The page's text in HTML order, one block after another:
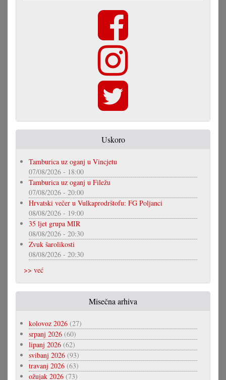
Uskoro
Tamburica uz oganj u Vincjetu
07/08/2026 - 18:00
Tamburica uz oganj u Filežu
07/08/2026 - 20:00
Hrvatski večer u Vulkaprodrštofu: FG Poljanci
08/08/2026 - 19:00
35 ljet grupa MIR
08/08/2026 - 20:30
Zvuk šarolikosti
08/08/2026 - 20:30
>> već
Misečna arhiva
kolovoz 2026 (27)
srpanj 2026 (60)
lipanj 2026 (62)
svibanj 2026 (93)
travanj 2026 (63)
ožujak 2026 (73)